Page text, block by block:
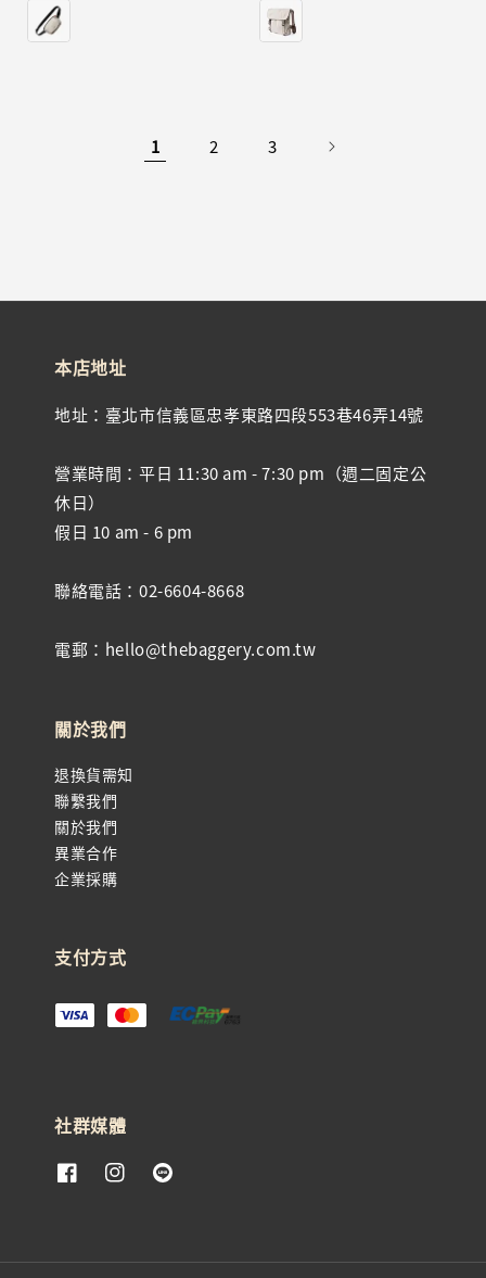
1 2 3
本店地址
地址：臺北市信義區忠孝東路四段553巷46弄14號
營業時間：平日 11:30 am - 7:30 pm（週二固定公
休日）
假日 10 am - 6 pm
聯絡電話：02-6604-8668
電郵：hello@thebaggery.com.tw
關於我們
退換貨需知
聯繫我們
關於我們
異業合作
企業採購
支付方式
社群媒體